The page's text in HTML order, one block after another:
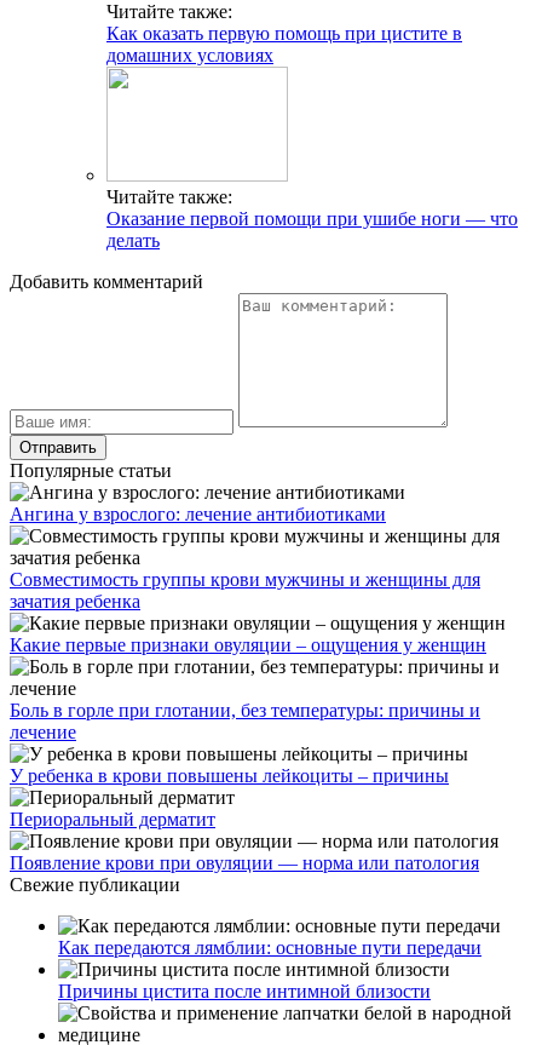
Читайте также:
Как оказать первую помощь при цистите в
домашних условиях
Читайте также:
Оказание первой помощи при ушибе ноги — что
делать
Добавить комментарий
Популярные статьи
Ангина у взрослого: лечение антибиотиками
Совместимость группы крови мужчины и женщины для
зачатия ребенка
Какие первые признаки овуляции – ощущения у женщин
Боль в горле при глотании, без температуры: причины и
лечение
У ребенка в крови повышены лейкоциты – причины
Периоральный дерматит
Появление крови при овуляции — норма или патология
Свежие публикации
Как передаются лямблии: основные пути передачи
Причины цистита после интимной близости